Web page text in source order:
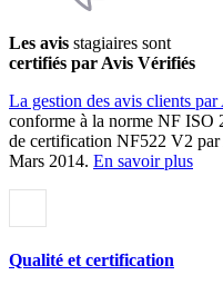
Les avis stagiaires sont
certifiés par Avis Vérifiés
La gestion des avis clients
conforme à la norme NF ISO
de certification NF522 V2
Mars 2014. En savoir plus
Qualité et certification